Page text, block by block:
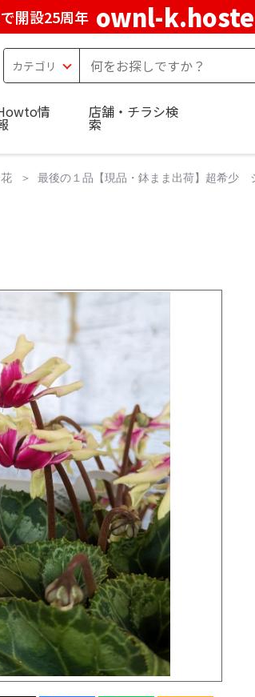
開設25周年 ownl-
情 店舗・チラシ検
索
花 最後の１品【現品・鉢まま出荷】超希